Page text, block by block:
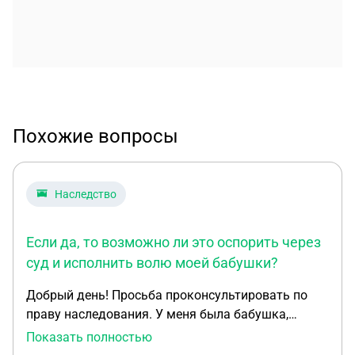
Похожие вопросы
Наследство
Если да, то возможно ли это оспорить через
суд и исполнить волю моей бабушки?
Добрый день! Просьба проконсультировать по
праву наследования. У меня была бабушка,
которая к сожалению, умерла в середине декабря
Показать полностью